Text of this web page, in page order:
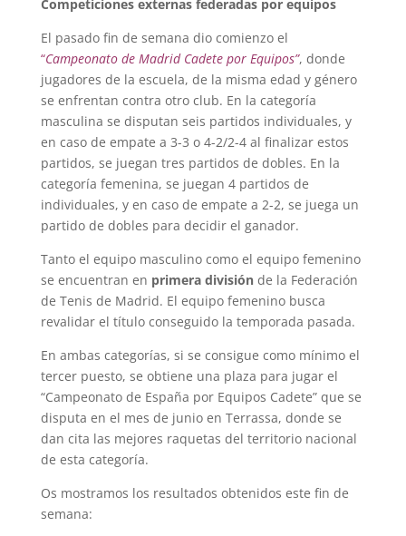
Competiciones externas federadas por equipos
El pasado fin de semana dio comienzo el
“Campeonato de Madrid Cadete por Equipos”, donde
jugadores de la escuela, de la misma edad y género
se enfrentan contra otro club. En la categoría
masculina se disputan seis partidos individuales, y
en caso de empate a 3-3 o 4-2/2-4 al finalizar estos
partidos, se juegan tres partidos de dobles. En la
categoría femenina, se juegan 4 partidos de
individuales, y en caso de empate a 2-2, se juega un
partido de dobles para decidir el ganador.
Tanto el equipo masculino como el equipo femenino
se encuentran en primera divisiónde la Federación
de Tenis de Madrid. El equipo femenino busca
revalidar el título conseguido la temporada pasada.
En ambas categorías, si se consigue como mínimo el
tercer puesto, se obtiene una plaza para jugar el
“Campeonato de España por Equipos Cadete” que se
disputa en el mes de junio en Terrassa, donde se
dan cita las mejores raquetas del territorio nacional
de esta categoría.
Os mostramos los resultados obtenidos este fin de
semana: